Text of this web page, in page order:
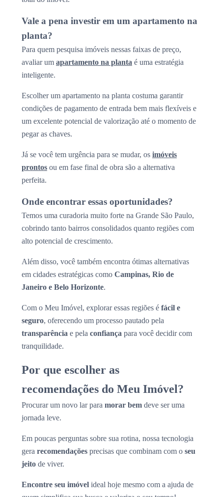
Vale a pena investir em um apartamento na
planta?
Para quem pesquisa imóveis nessas faixas de preço,
avaliar um apartamento na planta é uma estratégia
inteligente.
Escolher um apartamento na planta costuma garantir
condições de pagamento de entrada bem mais flexíveis e
um excelente potencial de valorização até o momento de
pegar as chaves.
Já se você tem urgência para se mudar, os imóveis
prontos ou em fase final de obra são a alternativa
perfeita.
Onde encontrar essas oportunidades?
Temos uma curadoria muito forte na Grande São Paulo,
cobrindo tanto bairros consolidados quanto regiões com
alto potencial de crescimento.
Além disso, você também encontra ótimas alternativas
em cidades estratégicas como Campinas, Rio de
Janeiro e Belo Horizonte.
Com o Meu Imóvel, explorar essas regiões é fácil e
seguro, oferecendo um processo pautado pela
transparência e pela confiança para você decidir com
tranquilidade.
Por que escolher as
recomendações do Meu Imóvel?
Procurar um novo lar para morar bem deve ser uma
jornada leve.
Em poucas perguntas sobre sua rotina, nossa tecnologia
gera recomendações precisas que combinam com o seu
jeito de viver.
Encontre seu imóvel ideal hoje mesmo com a ajuda de